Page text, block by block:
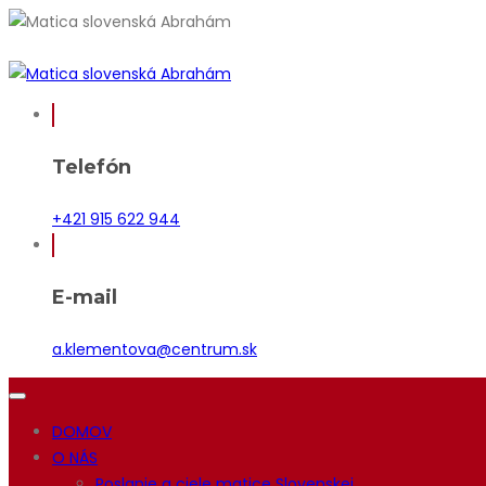
Telefón
+421 915 622 944
E-mail
a.klementova@centrum.sk
DOMOV
O NÁS